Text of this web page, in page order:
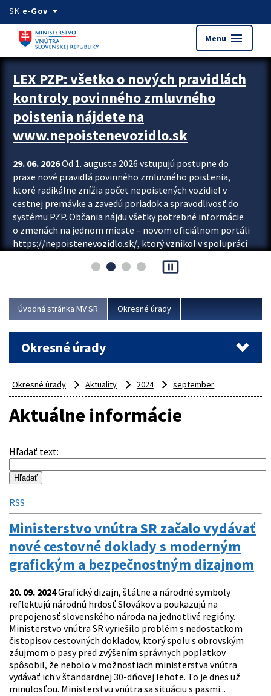
Preskocit na hlavný obsah
SK e-Govarrow_drop_down
Menu menu
Zastavit automatický posun upútavok
LEX PZP: všetko o nových pravidlách
kontroly povinného zmluvného
poistenia nájdete na
www.nepoistenevozidlo.sk
29. 06. 2026Od 1. augusta 2026 vstupujú postupne do
praxe nové pravidlá povinného zmluvného poistenia,
ktoré radikálne znížia počet nepoistených vozidiel v
cestnej premávke a zavedú poriadok a spravodlivosť do
systému PZP. Občania nájdu všetky potrebné informácie
o zmenách na jednom mieste – novom oficiálnom portáli
https://nepoistenevozidlo.sk/, ktorý vznikol v spolupráci
asociácie poisťovní (SLASPO) a Ministerstva vnútra SR.
Viac
pause_presentation
Úvodná stránka MV SR Okresné úrady
Okresné úrady
Okresné úrady Aktuality 2024 september
Aktuálne informácie
Hľadať text:
RSS
Ministerstvo vnútra SR začalo vydávať
nové cestovné doklady s moderným
grafickým a bezpečnostným dizajnom
20. 09. 2024Grafický dizajn, štátne a národné symboly
reflektujú národnú hrdosť Slovákov a poukazujú na
prepojenosť slovenského národa na jednotlivé regióny.
Ministerstvo vnútra SR vyriešilo problém s nedostatkom
čistopisov cestovných dokladov, ktorý spolu s obrovským
záujmom o pasy pred zvýšením správnych poplatkov
spôsobil, že nebolo v možnostiach ministerstva vnútra
vydávať ich v štandardnej 30-dňovej lehote. To je dnes už
minulosťou. Ministerstvu vnútra sa situáciu s pasmi...